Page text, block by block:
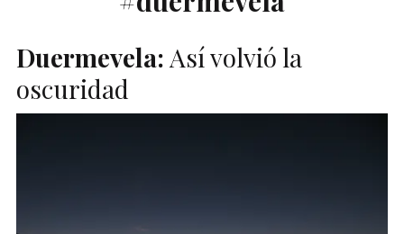
Duermevela: Así volvió la
oscuridad